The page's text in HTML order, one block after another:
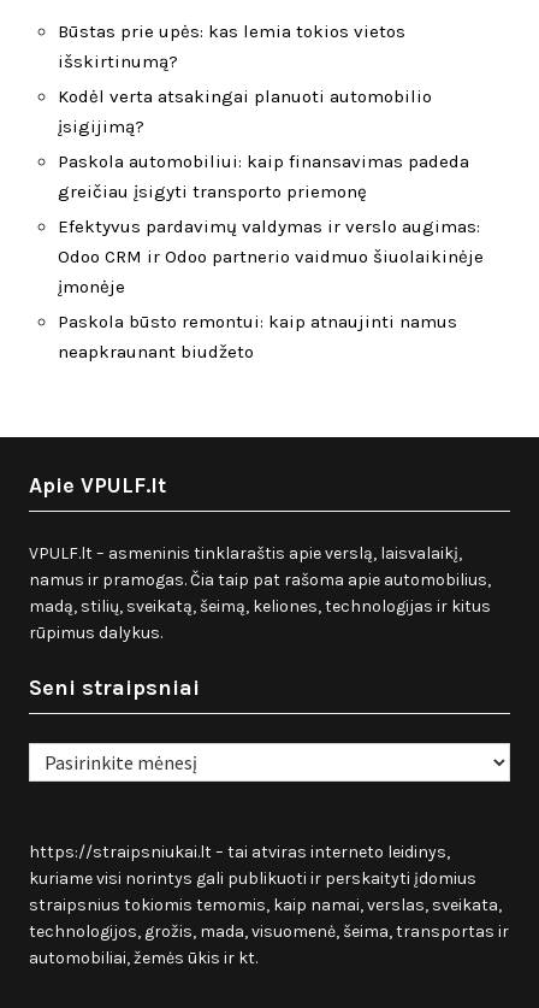
Būstas prie upės: kas lemia tokios vietos
išskirtinumą?
Kodėl verta atsakingai planuoti automobilio
įsigijimą?
Paskola automobiliui: kaip finansavimas padeda
greičiau įsigyti transporto priemonę
Efektyvus pardavimų valdymas ir verslo augimas:
Odoo CRM ir Odoo partnerio vaidmuo šiuolaikinėje
įmonėje
Paskola būsto remontui: kaip atnaujinti namus
neapkraunant biudžeto
Apie VPULF.lt
VPULF.lt – asmeninis tinklaraštis apie verslą, laisvalaikį,
namus ir pramogas. Čia taip pat rašoma apie automobilius,
madą, stilių, sveikatą, šeimą, keliones, technologijas ir kitus
rūpimus dalykus.
Seni straipsniai
Seni
straipsniai
https://straipsniukai.lt– tai atviras interneto leidinys,
kuriame visi norintys gali publikuoti ir perskaityti įdomius
straipsnius tokiomis temomis, kaip namai, verslas, sveikata,
technologijos, grožis, mada, visuomenė, šeima, transportas ir
automobiliai, žemės ūkis ir kt.